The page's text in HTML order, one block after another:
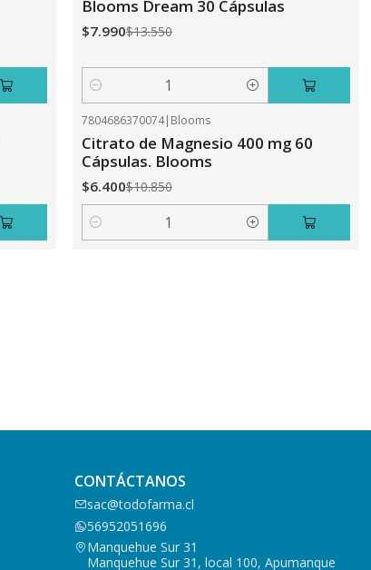
Blooms Dream 30 Cápsulas
$7.990$13.550
Cantidad
7804686370074| Blooms
Citrato de Magnesio 400 mg 60
Cápsulas. Blooms
$6.400$10.850
Cantidad
CONTÁCTANOS
sac@todofarma.cl
56952051696
Manquehue Sur 31
Manquehue Sur 31, local 100, Apumanque